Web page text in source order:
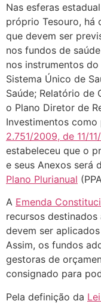
Nas esferas
próprio Tesouro, há
que devem ser
nos fundos de
nos instrumentos
Sistema Único de
Saúde; Relatório de
o Plano Diretor de
Investimentos como
2.751/2009, de 11/
estabeleceu que o
e seus Anexos será
Plano Plurianual
A Emenda
recursos
devem ser
Assim, os fundos
gestoras de
consignado para
Pela definição da